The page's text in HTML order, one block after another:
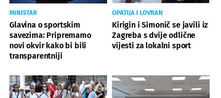
MINISTAR
Glavina o sportskim
savezima: Pripremamo
novi okvir kako bi bili
transparentniji
OPATIJA I LOVRAN
Kirigin i Simonič se javili iz
Zagreba s dvije odlične
vijesti za lokalni sport